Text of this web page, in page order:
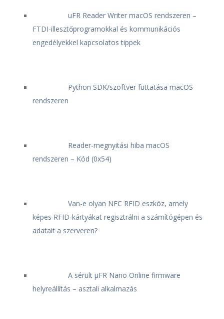
uFR Reader Writer macOS rendszeren –
FTDI-illesztőprogramokkal és kommunikációs
engedélyekkel kapcsolatos tippek
Python SDK/szoftver futtatása macOS
rendszeren
Reader-megnyitási hiba macOS
rendszeren – Kód (0x54)
Van-e olyan NFC RFID eszköz, amely
képes RFID-kártyákat regisztrálni a számítógépen és
adatait a szerveren?
A sérült μFR Nano Online firmware
helyreállítás – asztali alkalmazás